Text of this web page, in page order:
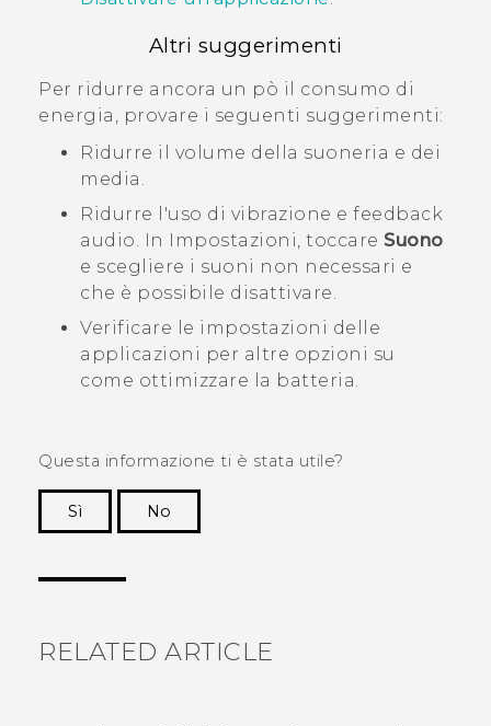
Altri suggerimenti
Per ridurre ancora un pò il consumo di
energia, provare i seguenti suggerimenti:
Ridurre il volume della suoneria e dei
media.
Ridurre l'uso di vibrazione e feedback
audio. In Impostazioni, toccare Suono
e scegliere i suoni non necessari e
che è possibile disattivare.
Verificare le impostazioni delle
applicazioni per altre opzioni su
come ottimizzare la batteria.
Questa informazione ti è stata utile?
Sì
No
RELATED ARTICLE